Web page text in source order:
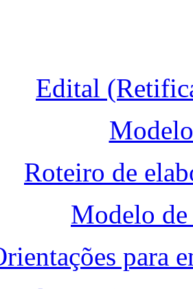
Edital
Roteiro de
Modelo
para